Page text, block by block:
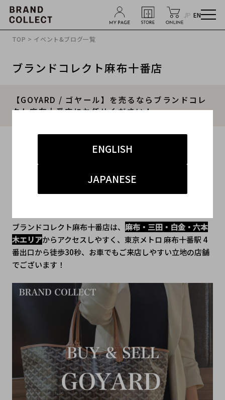
JP EN
ENGLISH
JAPANESE
TOP > イベント&ブログ一覧
ブランドコレクト麻布十番店
【GOYARD / ゴヤール】を売るならブランドコレ
クト麻布十番店にお任せください！
#GOYARD
#サンルイ
ブランドコレクト麻布十番店は、 麻布・三田・白金・六本
木エリアからアクセスしやすく、 東京メトロ 麻布十番駅 4
番出口から徒歩30秒、﻿お車でもご来店しやすい立地の店舗
でございます！